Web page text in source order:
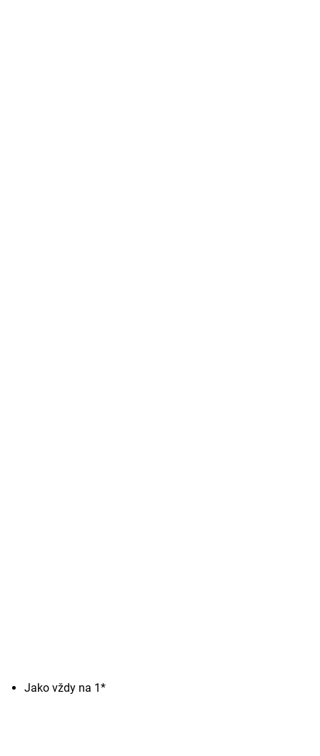
Jako vždy na 1*